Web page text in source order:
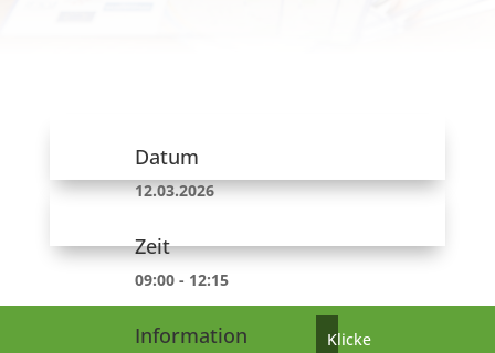
Datum
12.03.2026
Zeit
09:00 - 12:15
Information
Klicke